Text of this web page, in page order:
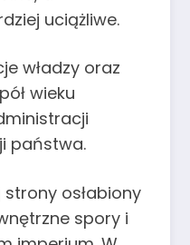
uciążliwe.
władzy oraz
wieku
państwa.
osłabiony
spory i